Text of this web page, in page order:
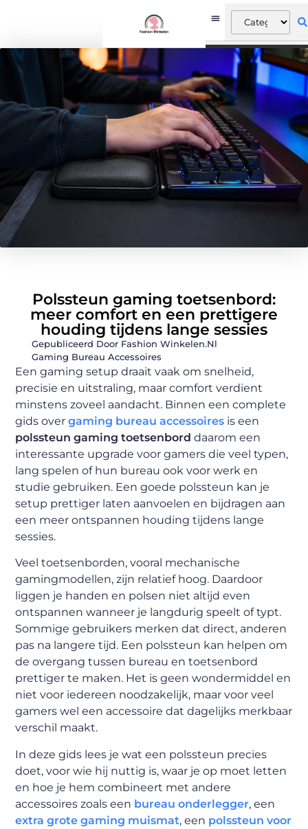
Polssteun gaming toetsenbord:
meer comfort en een prettigere
houding tijdens lange sessies
Gepubliceerd Door Fashion Winkelen.nl
Gaming Bureau Accessoires
Een gaming setup draait vaak om snelheid,
precisie en uitstraling, maar comfort verdient
minstens zoveel aandacht. Binnen een complete
gids overgaming bureau accessoires is een
polssteun gaming toetsenbord daarom een
interessante upgrade voor gamers die veel typen,
lang spelen of hun bureau ook voor werk en
studie gebruiken. Een goede polssteun kan je
setup prettiger laten aanvoelen en bijdragen aan
een meer ontspannen houding tijdens lange
sessies.
Veel toetsenborden, vooral mechanische
gamingmodellen, zijn relatief hoog. Daardoor
liggen je handen en polsen niet altijd even
ontspannen wanneer je langdurig speelt of typt.
Sommige gebruikers merken dat direct, anderen
pas na langere tijd. Een polssteun kan helpen om
de overgang tussen bureau en toetsenbord
prettiger te maken. Het is geen wondermiddel en
niet voor iedereen noodzakelijk, maar voor veel
gamers wel een accessoire dat dagelijks merkbaar
verschil maakt.
In deze gids lees je wat een polssteun precies
doet, voor wie hij nuttig is, waar je op moet letten
en hoe je hem combineert met andere
accessoires zoals een bureau onderlegger, een
extra grote gaming muismat, een polssteun voor